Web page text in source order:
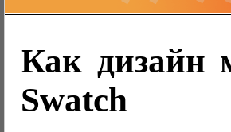
Как дизайн
Swatch